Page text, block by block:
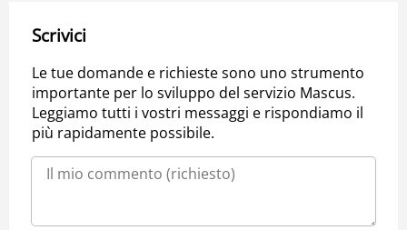
Scrivici
Le tue domande e richieste sono uno strumento
importante per lo sviluppo del servizio Mascus.
Leggiamo tutti i vostri messaggi e rispondiamo il
più rapidamente possibile.